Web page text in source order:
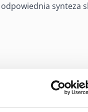
synteza